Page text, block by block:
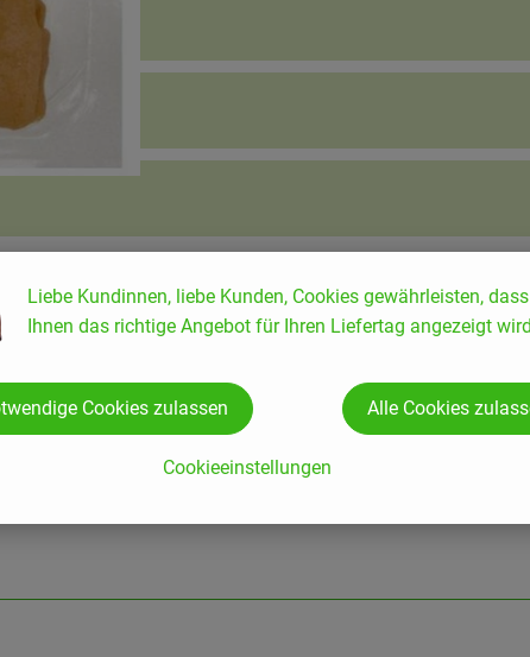
Liebe Kundinnen, liebe Kunden, Cookies gewährleisten, dass
Ihnen das richtige Angebot für Ihren Liefertag angezeigt
Cookieeinstellungen
Cookies zulassen Alle Cookies